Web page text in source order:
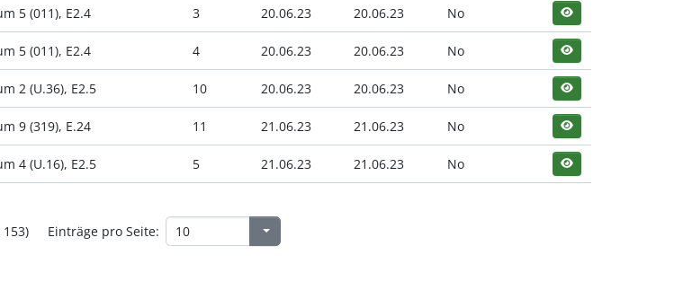
5 (011), E2.4 3 20.06.23 20.06.23 No
5 (011), E2.4 4 20.06.23 20.06.23 No
2 (U.36), E2.5 10 20.06.23 20.06.23 No
9 (319), E.24 11 21.06.23 21.06.23 No
4 (U.16), E2.5 5 21.06.23 21.06.23 No
Einträge pro Seite: